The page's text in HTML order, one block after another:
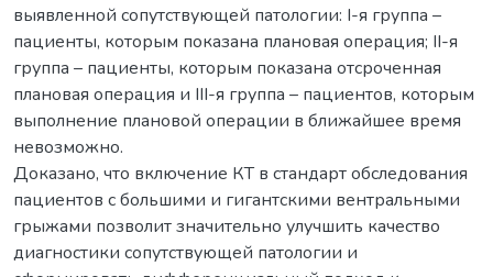
выявленной сопутствующей патологии: I-я группа –
пациенты, которым показана плановая операция; ІІ-я
группа – пациенты, которым показана отсроченная
плановая операция и ІІІ-я группа – пациентов, которым
выполнение плановой операции в ближайшее время
невозможно.
Доказано, что включение КТ в стандарт обследования
пациентов с большими и гигантскими вентральными
грыжами позволит значительно улучшить качество
диагностики сопутствующей патологии и